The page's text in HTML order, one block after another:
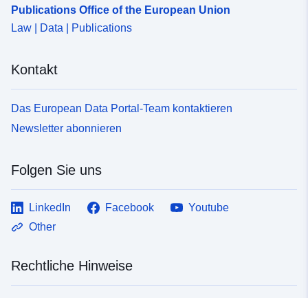
Publications Office of the European Union
Law | Data | Publications
Kontakt
Das European Data Portal-Team kontaktieren
Newsletter abonnieren
Folgen Sie uns
LinkedIn Facebook
Youtube
Other
Rechtliche Hinweise